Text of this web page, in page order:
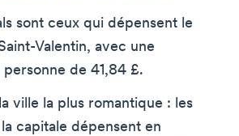
sont ceux qui dépensent le
Valentin, avec une
de 41,84 £.
ville la plus romantique : les
capitale dépensent en